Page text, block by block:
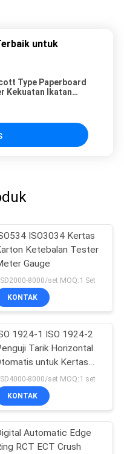
untuk
Type Paperboard
Kekuatan Ikatan
ISO3034 Kertas
Ketebalan Tester
Gauge
8000/set MOQ:1 Set
KONTAK
1924-1 ISO 1924-2
Tarik Horizontal
untuk Kertas
8000/set MOQ:1 set
KONTAK
Automatic Edge
RCT ECT Crush